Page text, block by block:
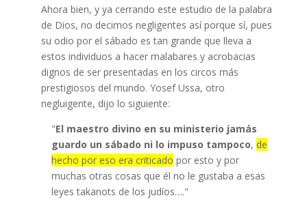
Ahora bien, y ya cerrando este estudio de la palabra
de Dios, no decimos negligentes así porque sí, pues
su odio por el sábado es tan grande que lleva a
estos individuos a hacer malabares y acrobacias
dignos de ser presentadas en los circos más
prestigiosos del mundo. Yosef Ussa, otro
negluigente, dijo lo siguiente:
"El maestro divino en su ministerio jamás
guardo un sábado ni lo impuso tampoco, de
hecho por eso era criticado por esto y por
muchas otras cosas que él no le gustaba a esas
leyes takanots de los judíos…."